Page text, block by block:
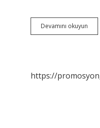
Devamını okuyun
Nin
https://